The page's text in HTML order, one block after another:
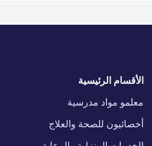
الأقسام الرئيسية
معلمو مواد مدرسية
أخصائيون للصحة والعلاج